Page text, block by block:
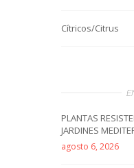
Cítricos/Citrus
PLANTAS
JARDINES
agosto 6, 2026